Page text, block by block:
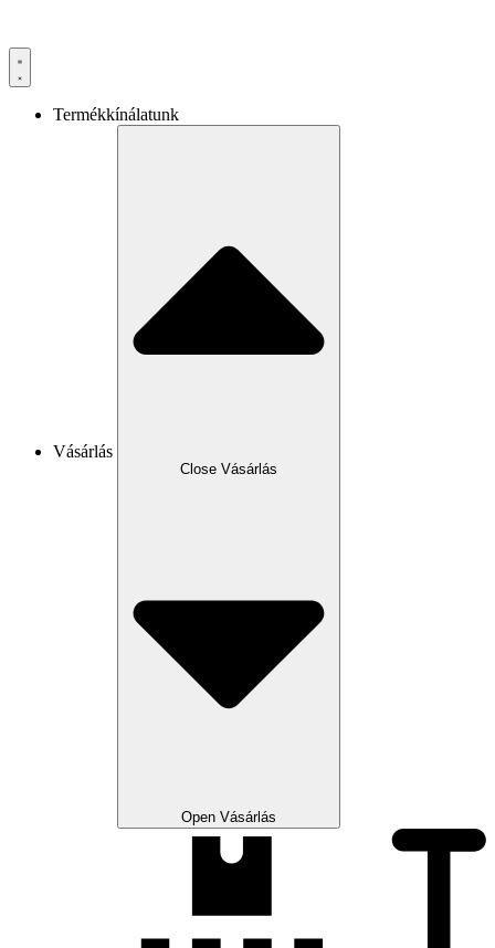
Termékkínálatunk
Vásárlás
Close Vásárlás
Open Vásárlás